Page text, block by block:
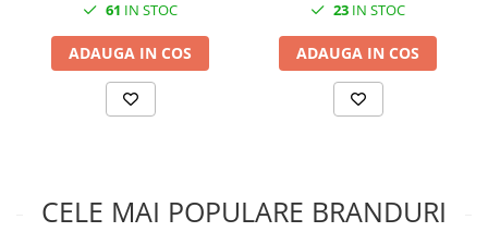
Lichidare de stoc
61 IN STOC
ADAUGA IN COS
23 IN STOC
ADAUGA IN COS
CELE MAI POPULARE BRANDURI